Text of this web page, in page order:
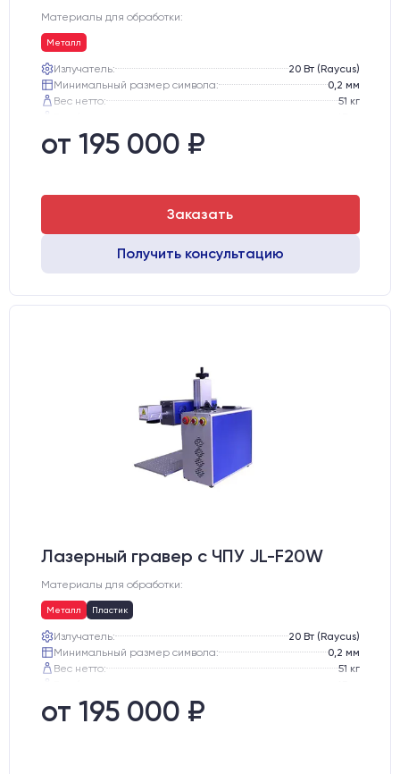
Материалы для обработки:
Металл
Излучатель:
20 Вт (Raycus)
Минимальный размер символа:
0,2 мм
Вес нетто:
51 кг
Транспортный габарит станка, мм:
от 195 000 ₽
Заказать
Получить консультацию
Лазерный гравер с ЧПУ JL-F20W
Материалы для обработки:
Металл Пластик
Излучатель:
20 Вт (Raycus)
Минимальный размер символа:
0,2 мм
Вес нетто:
51 кг
Транспортный габарит станка, мм:
от 195 000 ₽